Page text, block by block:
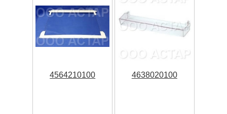
4564210100 4638020100